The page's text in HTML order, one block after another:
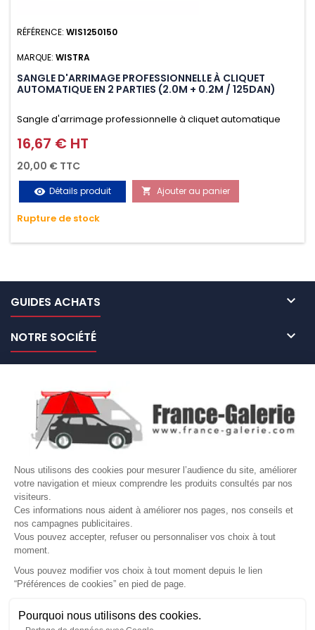
Nous utilisons des cookies pour mesurer l’audience du site, améliorer
votre navigation et mieux comprendre les produits consultés par nos
visiteurs.
Ces informations nous aident à améliorer nos pages, nos conseils et
nos campagnes publicitaires.
Vous pouvez accepter, refuser ou personnaliser vos choix à tout
moment.
Vous pouvez modifier vos choix à tout moment depuis le lien
“Préférences de cookies” en pied de page.
Pourquoi nous utilisons des cookies.
Gérer mes cookies
RÉFÉRENCE: WIS1250150
MARQUE: WISTRA
SANGLE D'ARRIMAGE PROFESSIONNELLE À CLIQUET
AUTOMATIQUE EN 2 PARTIES (2.0M + 0.2M / 125DAN)
Sangle d'arrimage professionnelle à cliquet automatique
avec crochet S en 2 parties (2.0M + 0.2M / 125daN), simple et
rapide d'utilisation. Permet d'arrimer et de sécuriser
vos chargements pendant le transport. Matière polyester
très résistante aux UV et aux variations de températures,
n'absorbe pas l'eau.
Prix
16,67 € HT
20,00 € TTC
visibility Détails produit  Ajouter au panier
Rupture de stock
GUIDES ACHATS 
NOTRE SOCIÉTÉ 
VOTRE COMPTE 
Site protégé par reCAPTCHA.
LETTRE D'INFORMATIONS
© Copyright 2026 France Galerie. Tous droits reservés.